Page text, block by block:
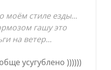
моём стиле езды...
гашу это
на ветер...
усугублено ))))))